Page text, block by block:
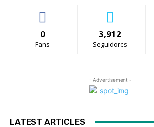
0
Fans
3,912
Seguidores
- Advertisement -
LATEST ARTICLES